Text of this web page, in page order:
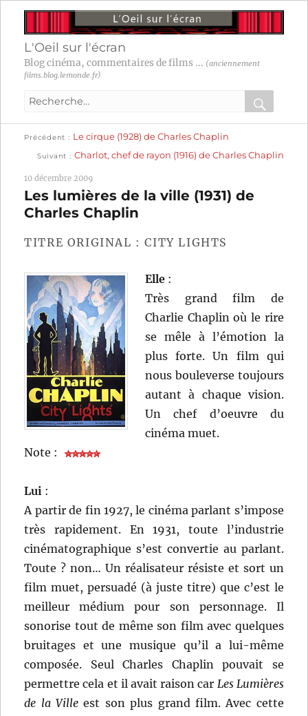
L'Oeil sur l'écran
Blog cinéma, commentaires de films ... (anciennement
films.blog.lemonde.fr)
Recherche
:
OK
Navigation
l’article
Précédent
précédente :
Le cirque (1928) de Charles Chaplin
Suivant
suivante :
Charlot, chef de rayon (1916) de Charles Chaplin
10 décembre 2009
Les lumières de la ville (1931) de
Charles Chaplin
TITRE ORIGINAL : CITY LIGHTS
Elle :
Très grand film de
Charlie Chaplin où le rire
se mêle à l’émotion la
plus forte. Un film qui
nous bouleverse toujours
autant à chaque vision.
Un chef d’oeuvre du
cinéma muet.
Note :
Lui :
A partir de fin 1927, le cinéma parlant s’impose
très rapidement. En 1931, toute l’industrie
cinématographique s’est convertie au parlant.
Toute ? non… Un réalisateur résiste et sort un
film muet, persuadé (à juste titre) que c’est le
meilleur médium pour son personnage. Il
sonorise tout de même son film avec quelques
bruitages et une musique qu’il a lui-même
composée. Seul Charles Chaplin pouvait se
permettre cela et il avait raison car Les Lumières
de la Ville est son plus grand film. Avec cette